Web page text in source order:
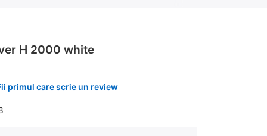
H 2000 white
primul care scrie un review